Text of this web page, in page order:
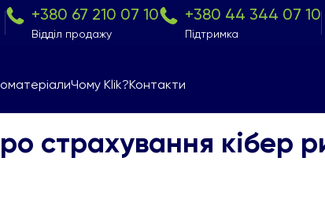
+380 67 210 07 10
Відділ продажу
+380 44 344 07 10
Підтримка
Чому Klik?Контакти
страхування кібер